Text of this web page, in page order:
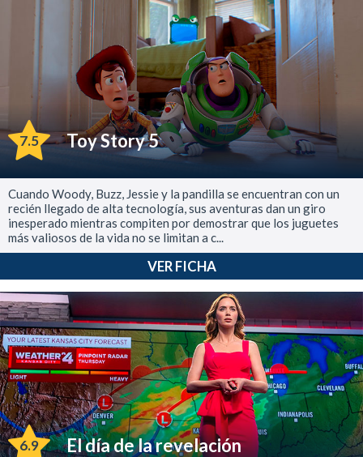
7.5 Toy Story 5
Cuando Woody, Buzz, Jessie y la pandilla se encuentran con un
recién llegado de alta tecnología, sus aventuras dan un giro
inesperado mientras compiten por demostrar que los juguetes
más valiosos de la vida no se limitan a c...
VER FICHA
6.9 El día de la revelación